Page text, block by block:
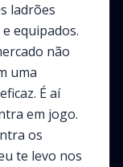
ladrões
equipados.
não
uma
É aí
em jogo.
os
te levo nos